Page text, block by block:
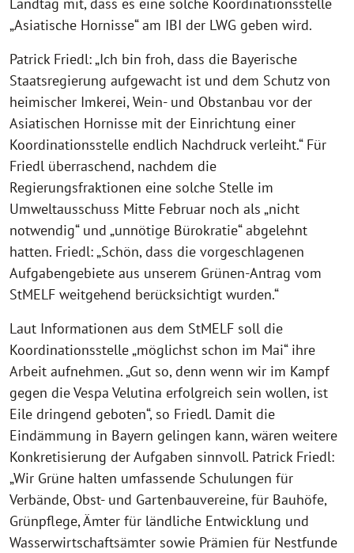
„Asiatische Hornisse“ am IBI der LWG geben wird.
Patrick Friedl: „Ich bin froh, dass die Bayerische
Staatsregierung aufgewacht ist und dem Schutz von
heimischer Imkerei, Wein- und Obstanbau vor der
Asiatischen Hornisse mit der Einrichtung einer
Koordinationsstelle endlich Nachdruck verleiht.“ Für
Friedl überraschend, nachdem die
Regierungsfraktionen eine solche Stelle im
Umweltausschuss Mitte Februar noch als „nicht
notwendig“ und „unnötige Bürokratie“ abgelehnt
hatten. Friedl: „Schön, dass die vorgeschlagenen
Aufgabengebiete aus unserem Grünen-Antrag vom
StMELF weitgehend berücksichtigt wurden.“
Laut Informationen aus dem StMELF soll die
Koordinationsstelle „möglichst schon im Mai“ ihre
Arbeit aufnehmen. „Gut so, denn wenn wir im Kampf
gegen die Vespa Velutina erfolgreich sein wollen, ist
Eile dringend geboten“, so Friedl. Damit die
Eindämmung in Bayern gelingen kann, wären weitere
Konkretisierung der Aufgaben sinnvoll. Patrick Friedl:
„Wir Grüne halten umfassende Schulungen für
Verbände, Obst- und Gartenbauvereine, für Bauhöfe,
Grünpflege, Ämter für ländliche Entwicklung und
Wasserwirtschaftsämter sowie Prämien für Nestfunde